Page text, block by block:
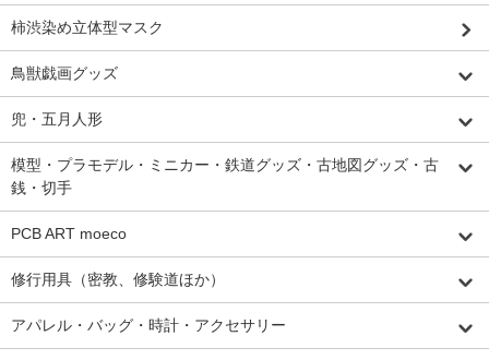
柿渋染め立体型マスク
鳥獣戯画グッズ
兜・五月人形
模型・プラモデル・ミニカー・鉄道グッズ・古地図グッズ・古
銭・切手
PCB ART moeco
修行用具（密教、修験道ほか）
アパレル・バッグ・時計・アクセサリー